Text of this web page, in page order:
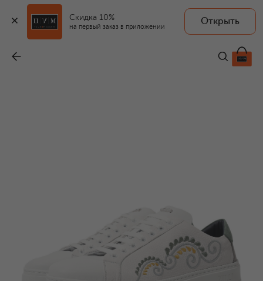
Скидка 10%
на первый заказ в приложении
Открыть
88 550 ₽